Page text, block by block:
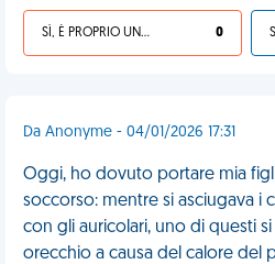
SÌ, È PROPRIO UNA VDM! 0
Da Anonyme - 04/01/2026 17:31
Oggi, ho dovuto portare mia
soccorso: mentre si asciugava i
con gli auricolari, uno di questi
orecchio a causa del calore del